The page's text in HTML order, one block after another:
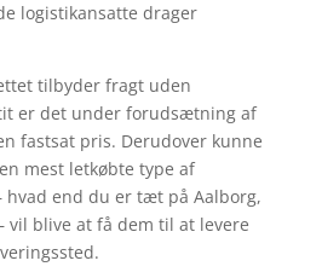
logistikansatte drager
tilbyder fragt uden
er det under forudsætning af
fastsat pris. Derudover kunne
mest letkøbte type af
hvad end du er tæt på Aalborg,
vil blive at få dem til at levere